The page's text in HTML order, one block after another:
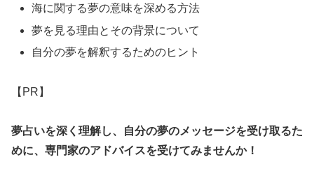
海に関する夢の意味を深める方法
夢を見る理由とその背景について
自分の夢を解釈するためのヒント
【PR】
夢占いを深く理解し、自分の夢のメッセージを受け取るた
めに、専門家のアドバイスを受けてみませんか！